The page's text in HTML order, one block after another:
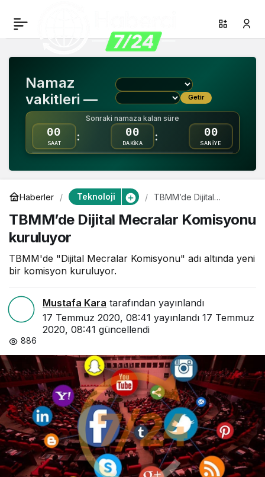
Namaz
vakitleri —
Getir
Sonraki namaza kalan süre
00
SAAT
: 00
DAKİKA
: 00
SANİYE
Haberler Teknoloji
TBMM’de Dijital
kuruluyor
TBMM’de Dijital Mecralar Komisyonu
kuruluyor
TBMM'de "Dijital Mecralar Komisyonu" adı altında yeni
bir komisyon kuruluyor.
Mustafa Kara tarafından yayınlandı
17 Temmuz 2020, 08:41 yayınlandı 17 Temmuz
2020, 08:41 güncellendi
886
TBMM’de Dijital
kuruluyor
Paylaş